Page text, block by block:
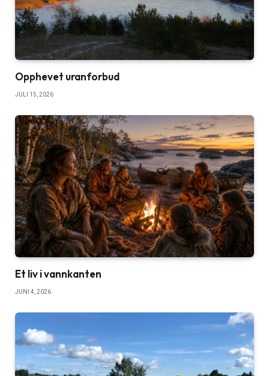
Opphevet uranforbud
JULI 15, 2026
Et liv i vannkanten
JUNI 4, 2026